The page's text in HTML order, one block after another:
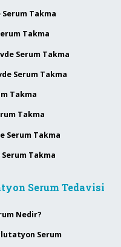
Takma
Takma
Serum Takma
Serum Takma
Takma
Takma
Serum Takma
Takma
Serum Tedavisi
Nedir?
Serum